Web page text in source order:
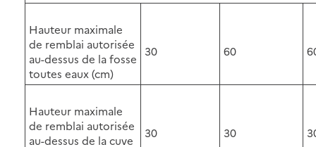
Hauteur maximale
de remblai autorisée
au-dessus de la fosse
toutes eaux (cm)
30 60
Hauteur maximale
de remblai autorisée
au-dessus de la cuve
30 30